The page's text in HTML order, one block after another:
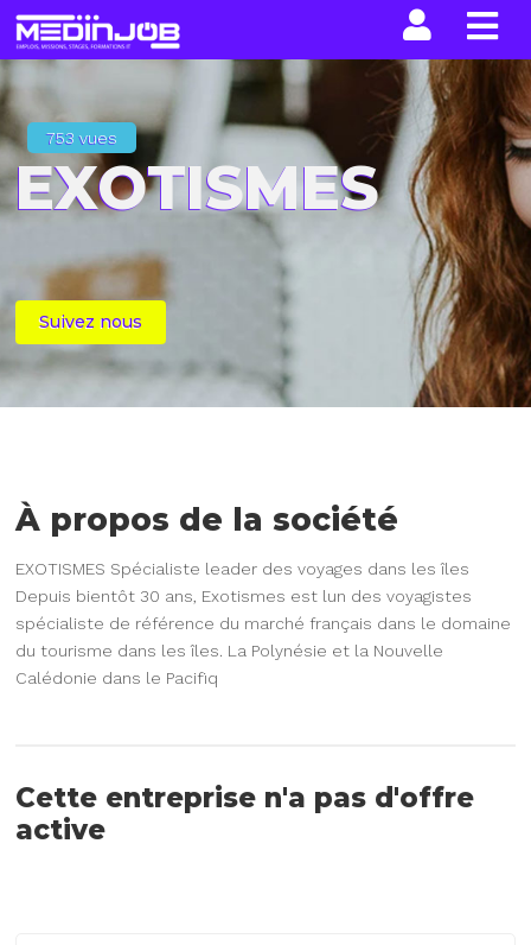
753 vues
EXOTISMES
Suivez nous
À propos de la société
EXOTISMES Spécialiste leader des voyages dans les îles
Depuis bientôt 30 ans, Exotismes est lun des voyagistes
spécialiste de référence du marché français dans le domaine
du tourisme dans les îles. La Polynésie et la Nouvelle
Calédonie dans le Pacifiq
Cette entreprise n'a pas d'offre
active